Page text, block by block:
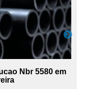
Nbr 5580 em